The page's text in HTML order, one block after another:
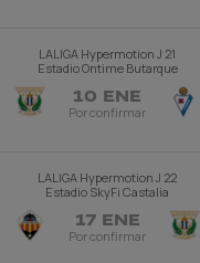
LALIGA Hypermotion J 21
Estadio Ontime Butarque
10 ENE
Por confirmar
LALIGA Hypermotion J 22
Estadio SkyFi Castalia
17 ENE
Por confirmar